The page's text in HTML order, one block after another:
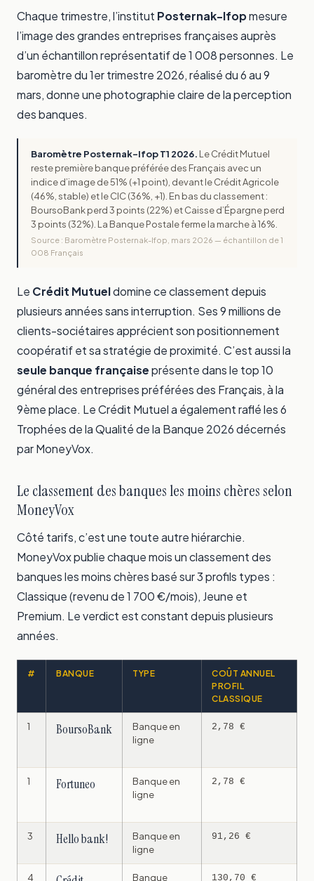
Chaque trimestre, l’institut Posternak-Ifopmesure
l’image des grandes entreprises françaises auprès
d’un échantillon représentatif de 1 008 personnes. Le
baromètre du 1er trimestre 2026, réalisé du 6 au 9
mars, donne une photographie claire de la perception
des banques.
Baromètre Posternak-Ifop T1 2026. Le Crédit Mutuel
reste première banque préférée des Français avec un
indice d’image de 51% (+1 point), devant le Crédit Agricole
(46%, stable) et le CIC (36%, +1). En bas du classement :
BoursoBank perd 3 points (22%) et Caisse d’Épargne perd
3 points (32%). La Banque Postale ferme la marche à 16%.
Source : Baromètre Posternak-Ifop, mars 2026 — échantillon de 1
008 Français
Le Crédit Mutueldomine ce classement depuis
plusieurs années sans interruption. Ses 9 millions de
clients-sociétaires apprécient son positionnement
coopératif et sa stratégie de proximité. C’est aussi la
seule banque françaiseprésente dans le top 10
général des entreprises préférées des Français, à la
9ème place. Le Crédit Mutuel a également raflé les 6
Trophées de la Qualité de la Banque 2026 décernés
par MoneyVox.
Le classement des banques les moins chères selon
MoneyVox
Côté tarifs, c’est une toute autre hiérarchie.
MoneyVox publie chaque mois un classement des
banques les moins chères basé sur 3 profils types :
Classique (revenu de 1 700 €/mois), Jeune et
Premium. Le verdict est constant depuis plusieurs
années.
# BANQUE TYPE
COÛT ANNUEL
PROFIL
CLASSIQUE
1 BoursoBank
Banque en
ligne
2,78 €
1 Fortuneo
Banque en
ligne
2,78 €
3 Hello bank!
Banque en
ligne
91,26 €
4 Banque 130,70 €